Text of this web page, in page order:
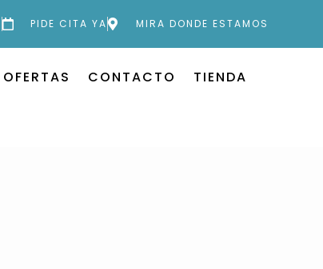
PIDE CITA YA MIRA DONDE ESTAMOS
OFERTAS CONTACTO TIENDA